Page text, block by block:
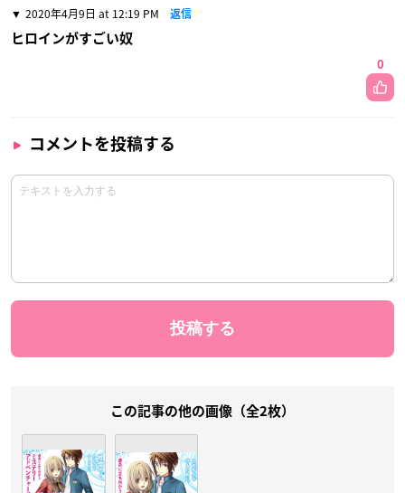
2020年4月9日 at 12:19 PM 返信
ヒロインがすごい奴
0
コメントを投稿する
この記事の他の画像（全2枚）